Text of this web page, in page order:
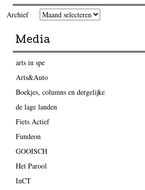
Archief
Media
arts in spe
Arts&Auto
Boekjes, columns en dergelijke
de lage landen
Fiets Actief
Fundeon
GOOISCH
Het Parool
InCT